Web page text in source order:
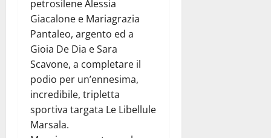
petrosilene Alessia
Giacalone e Mariagrazia
Pantaleo, argento ed a
Gioia De Dia e Sara
Scavone, a completare il
podio per un’ennesima,
incredibile, tripletta
sportiva targata Le Libellule
Marsala.